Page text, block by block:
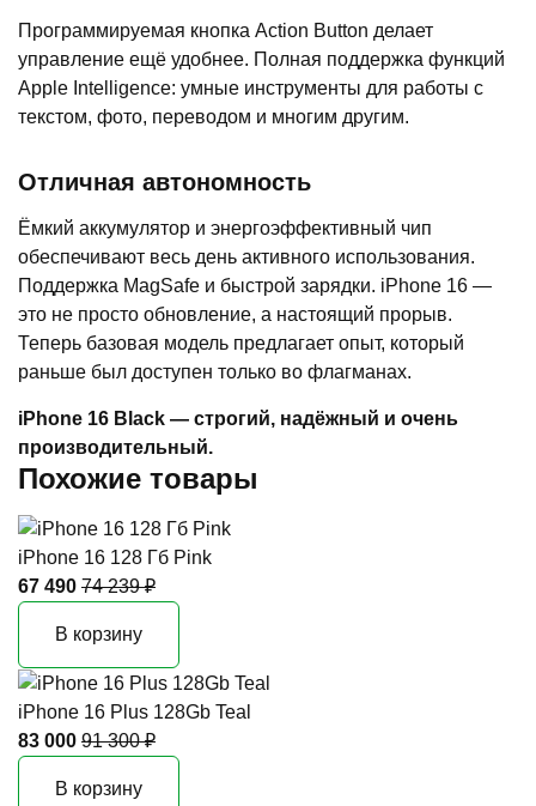
Программируемая кнопка Action Button делает
управление ещё удобнее. Полная поддержка функций
Apple Intelligence: умные инструменты для работы с
текстом, фото, переводом и многим другим.
Отличная автономность
Ёмкий аккумулятор и энергоэффективный чип
обеспечивают весь день активного использования.
Поддержка MagSafe и быстрой зарядки. iPhone 16 —
это не просто обновление, а настоящий прорыв.
Теперь базовая модель предлагает опыт, который
раньше был доступен только во флагманах.
iPhone 16 Black — строгий, надёжный и очень
производительный.
Похожие товары
iPhone 16 128 Гб Pink
67 490 74 239 ₽
В корзину
iPhone 16 Plus 128Gb Teal
83 000 91 300 ₽
В корзину